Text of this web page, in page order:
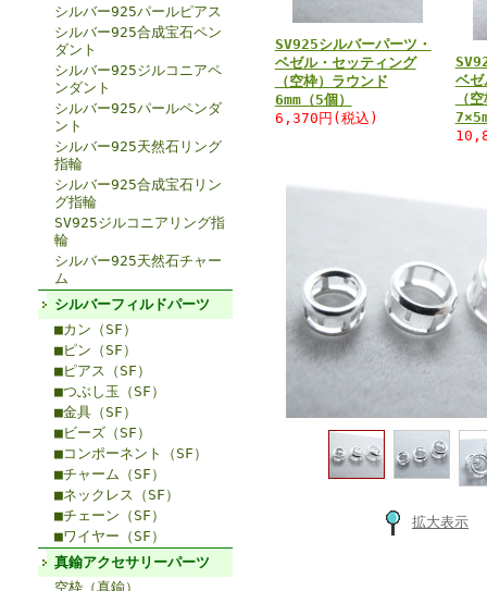
シルバー925パールピアス
シルバー925合成宝石ペン
ダント
シルバー925ジルコニアペ
ンダント
シルバー925パールペンダ
ント
シルバー925天然石リング
指輪
シルバー925合成宝石リン
グ指輪
SV925ジルコニアリング指
輪
シルバー925天然石チャー
ム
シルバーフィルドパーツ
■カン（SF）
■ピン（SF）
■ピアス（SF）
■つぶし玉（SF）
■金具（SF）
■ビーズ（SF）
■コンポーネント（SF）
■チャーム（SF）
■ネックレス（SF）
■チェーン（SF）
■ワイヤー（SF）
真鍮アクセサリーパーツ
空枠（真鍮）
SV925シルバーパーツ・
ベゼル・セッティング
（空枠）ラウンド
6mm（5個）
6,370円(税込)
ベゼ
（
拡大表示